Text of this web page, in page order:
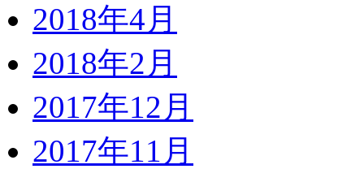
2018年4月
2018年2月
2017年12月
2017年11月